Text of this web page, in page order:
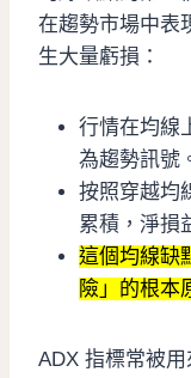
在趨勢市場中表
生大量虧損：
行情在均線
為趨勢訊號
按照穿越均
累積，淨損
這個均線缺
險」的根本
ADX 指標常被